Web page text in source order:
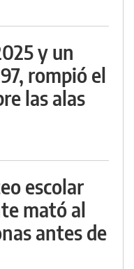
y un
rompió el
las alas
escolar
mató al
antes de